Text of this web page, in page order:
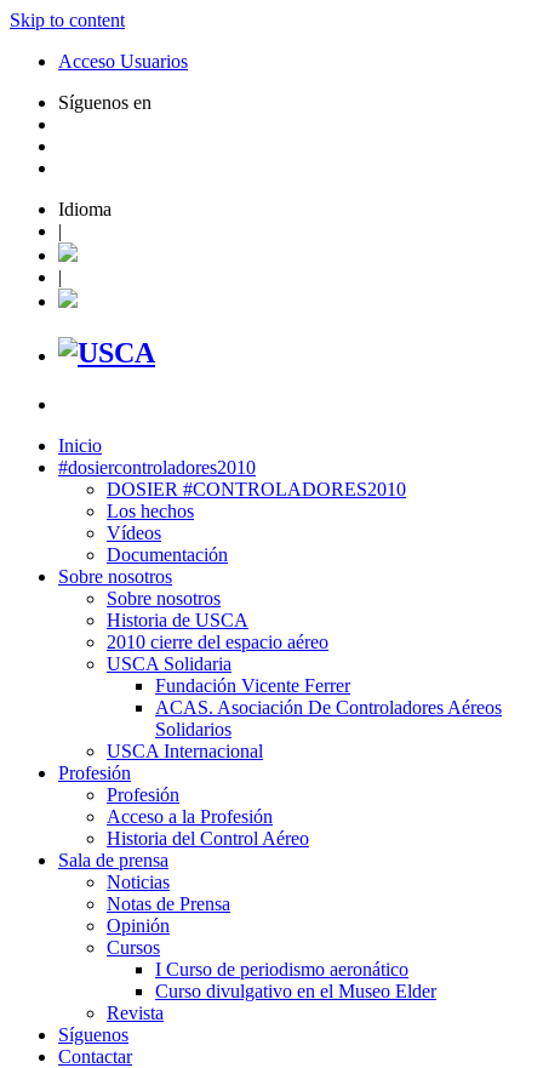
Skip to content
Acceso Usuarios
Síguenos en
Idioma
|
|
Inicio
#dosiercontroladores2010
DOSIER #CONTROLADORES2010
Los hechos
Vídeos
Documentación
Sobre nosotros
Sobre nosotros
Historia de USCA
2010 cierre del espacio aéreo
USCA Solidaria
Fundación Vicente Ferrer
ACAS. Asociación De Controladores Aéreos
Solidarios
USCA Internacional
Profesión
Profesión
Acceso a la Profesión
Historia del Control Aéreo
Sala de prensa
Noticias
Notas de Prensa
Opinión
Cursos
I Curso de periodismo aeronático
Curso divulgativo en el Museo Elder
Revista
Síguenos
Contactar